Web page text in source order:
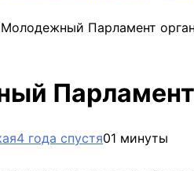
Молодежный Парламент
Парламент
4 года спустя01 минуты